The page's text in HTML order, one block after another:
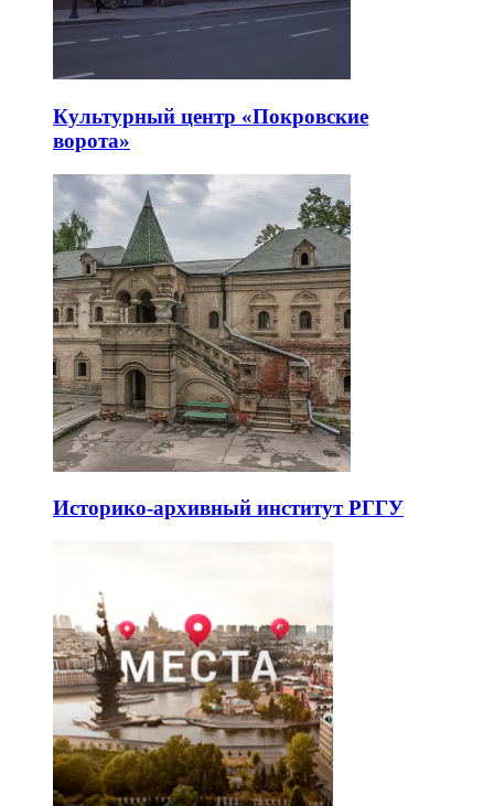
Культурный центр «Покровские
ворота»
Историко-архивный институт РГГУ